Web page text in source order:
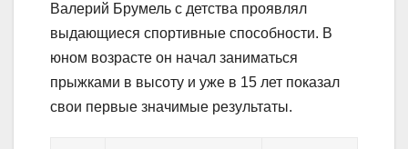
Валерий Брумель с детства проявлял
выдающиеся спортивные способности. В
юном возрасте он начал заниматься
прыжками в высоту и уже в 15 лет показал
свои первые значимые результаты.